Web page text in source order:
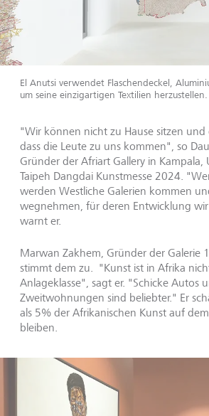
El Anutsi verwendet Flaschendeckel,
um seine einzigartigen Textilien herzustellen.
"Wir können nicht zu Hause sitzen
dass die Leute zu uns kommen", so
Gründer der Afriart Gallery in Kampala,
Taipeh Dangdai Kunstmesse 2024.
werden Westliche Galerien kommen
wegnehmen, für deren Entwicklung
warnt er.
Marwan Zakhem, Gründer der Galerie
stimmt dem zu. "Kunst ist in Afrika
Anlageklasse", sagt er. "Schicke Autos
Zweitwohnungen sind beliebter." Er
als 5% der Afrikanischen Kunst auf
bleiben.